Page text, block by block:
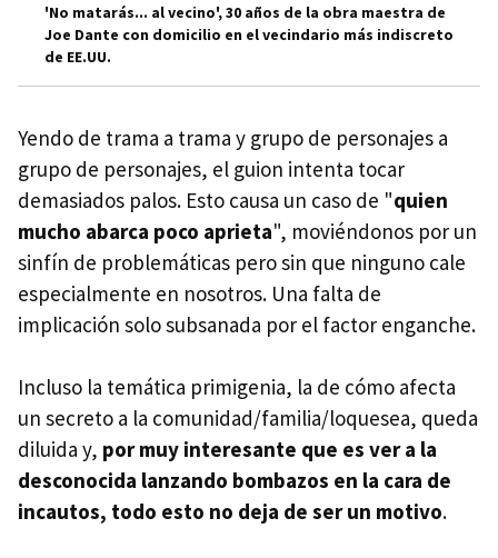
'No matarás... al vecino', 30 años de la obra maestra de
Joe Dante con domicilio en el vecindario más indiscreto
de EE.UU.
Yendo de trama a trama y grupo de personajes a
grupo de personajes, el guion intenta tocar
demasiados palos. Esto causa un caso de "quien
mucho abarca poco aprieta", moviéndonos por un
sinfín de problemáticas pero sin que ninguno cale
especialmente en nosotros. Una falta de
implicación solo subsanada por el factor enganche.
Incluso la temática primigenia, la de cómo afecta
un secreto a la comunidad/familia/loquesea, queda
diluida y, por muy interesante que es ver a la
desconocida lanzando bombazos en la cara de
incautos, todo esto no deja de ser un motivo.